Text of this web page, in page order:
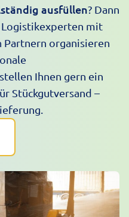
ausfüllen? Dann
Logistikexperten mit
Partnern organisieren
Ihnen gern ein
Stückgutversand –